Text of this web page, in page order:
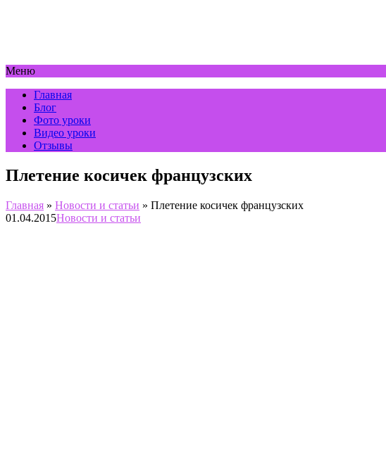
Меню
Главная
Блог
Фото уроки
Видео уроки
Отзывы
Плетение косичек французских
Главная » Новости и статьи » Плетение косичек французских
01.04.2015Новости и статьи